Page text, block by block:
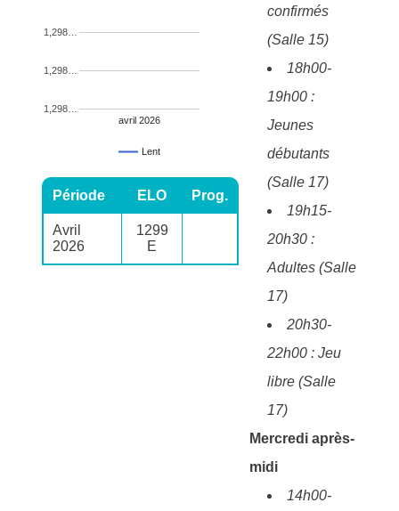
Lent
avril 2026
1,298…
1,298…
1,298…
Période ELO Prog.
Avril
2026
1299
E
confirmés
(Salle 15)
18h00-
19h00 :
Jeunes
débutants
(Salle 17)
19h15-
20h30 :
Adultes (Salle
17)
20h30-
22h00 : Jeu
libre (Salle
17)
Mercredi après-
midi
14h00-